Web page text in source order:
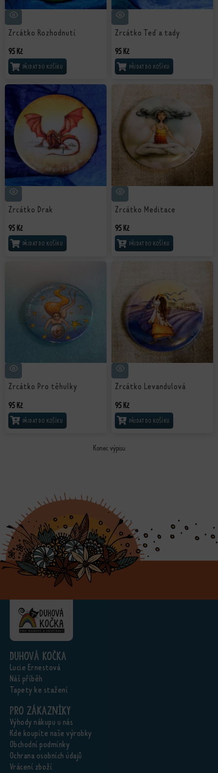
Zrcátko Rozhodnutí
95 Kč
PŘIDAT DO KOŠÍKU
Zrcátko Teď a tady
95 Kč
PŘIDAT DO KOŠÍKU
Zrcátko Drak
95 Kč
PŘIDAT DO KOŠÍKU
Zrcátko Meditace
95 Kč
PŘIDAT DO KOŠÍKU
Zrcátko Pro těhulky
95 Kč
PŘIDAT DO KOŠÍKU
Zrcátko Levandulová
95 Kč
PŘIDAT DO KOŠÍKU
Konec výpisu
Duhová kočka
Lucie Ernestová
Náš příběh
Tapety ke stažení
Pro zákazníky
Výhody nákupu u nás
Kde koupíte naše výrobky
Obchodní podmínky
Ochrana osobních údajů
Vrácení zboží